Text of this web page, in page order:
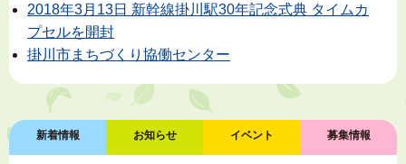
2018年3月13日 新幹線掛川駅30年記念式典 タイムカ
プセルを開封
掛川市まちづくり協働センター
新着情報 お知らせ イベント 募集情報